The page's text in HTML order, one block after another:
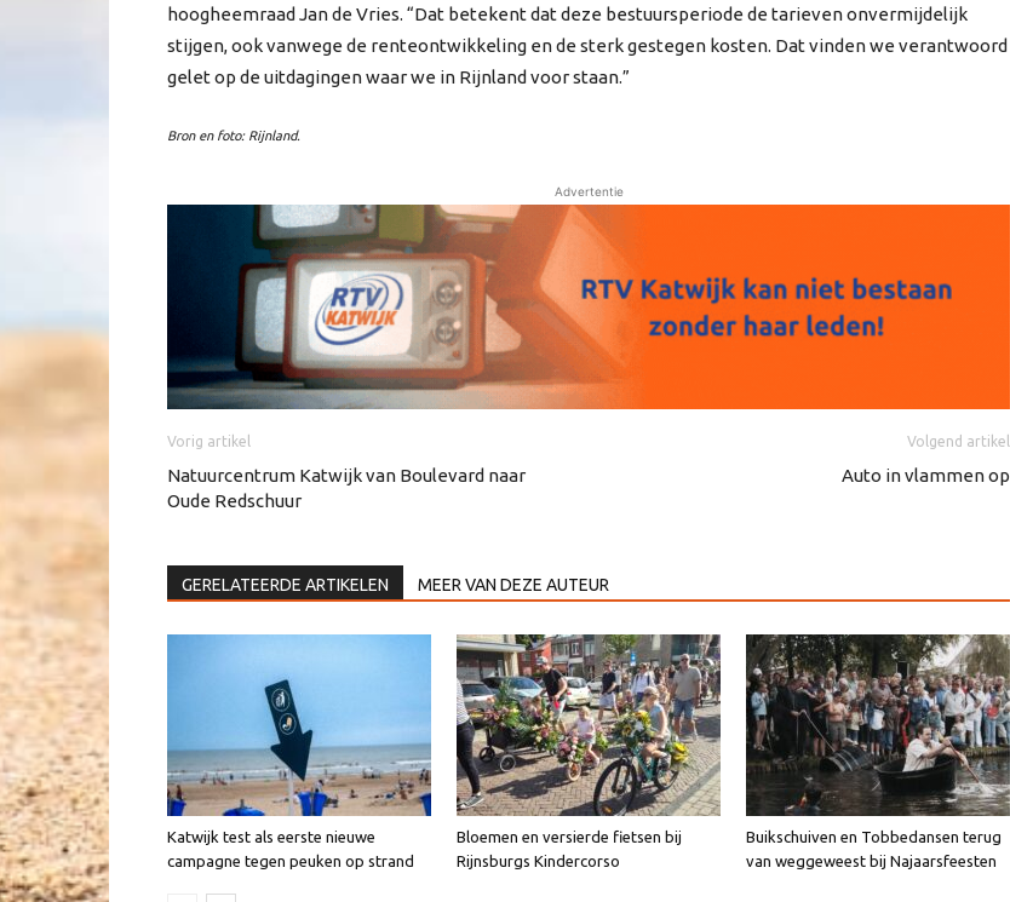
hoogheemraad Jan de Vries. “Dat betekent dat deze bestuursperiode de tarieven onvermijdelijk
stijgen, ook vanwege de renteontwikkeling en de sterk gestegen kosten. Dat vinden we verantwoord
gelet op de uitdagingen waar we in Rijnland voor staan.”
Bron en foto: Rijnland.
Advertentie
Vorig artikel
Natuurcentrum Katwijk van Boulevard naar
Oude Redschuur
Volgend artikel
Auto in vlammen op
GERELATEERDE ARTIKELEN MEER VAN DEZE AUTEUR
Katwijk test als eerste nieuwe
campagne tegen peuken op strand
Bloemen en versierde fietsen bij
Rijnsburgs Kindercorso
Buikschuiven en Tobbedansen terug
van weggeweest bij Najaarsfeesten